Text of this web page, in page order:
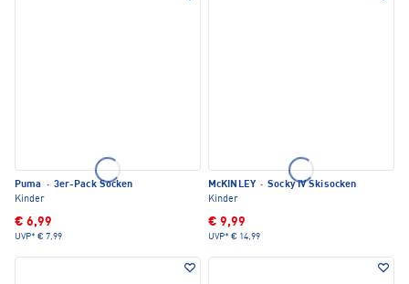
Puma · 3er-Pack Socken
Kinder
€ 6,99
UVP* € 7,99
McKINLEY · Socky IV Skisocken
Kinder
€ 9,99
UVP* € 14,99